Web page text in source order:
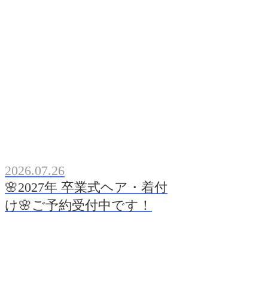
2026.07.26
🌸2027年 卒業式ヘア・着付
け🌸ご予約受付中です！